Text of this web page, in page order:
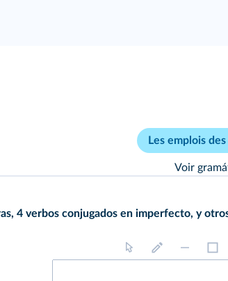
Les emplois
Voir
4 verbos conjugados en imperfecto, y